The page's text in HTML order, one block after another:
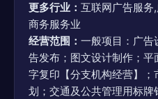
更多行业： 互联网广告服务
商务服务业
经营范围： 一般项目：广告
告发布；图文设计制作；
字复印【分支机构经营】
划；交通及公共管理用标牌